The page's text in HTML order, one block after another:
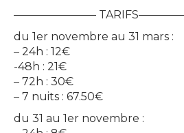
———————–
du 1er novembre au 31 mars :
– 24h : 12€
-48h : 21€
– 72h : 30€
– 7 nuits : 67.50€
du 31 au 1er novembre :